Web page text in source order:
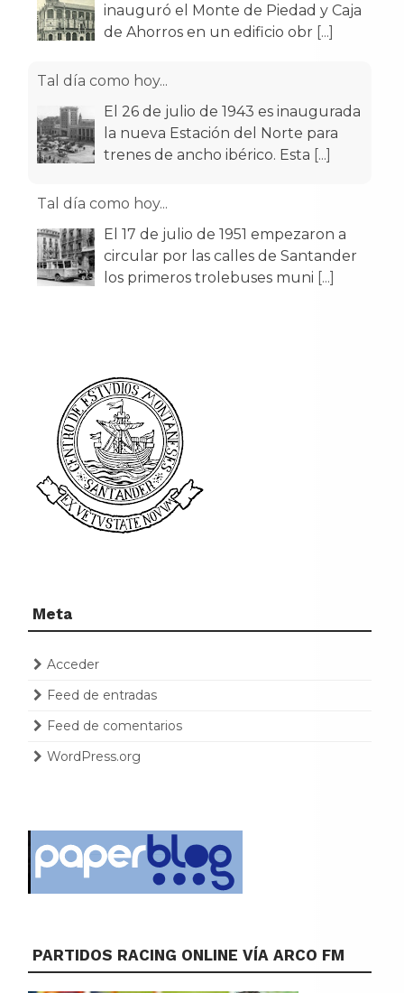
inauguró el Monte de Piedad y Caja
de Ahorros en un edificio obr [...]
Tal día como hoy...
El 26 de julio de 1943 es inaugurada
la nueva Estación del Norte para
trenes de ancho ibérico. Esta [...]
Tal día como hoy...
El 17 de julio de 1951 empezaron a
circular por las calles de Santander
los primeros trolebuses muni [...]
Meta
Acceder
Feed de entradas
Feed de comentarios
WordPress.org
PARTIDOS RACING ONLINE VÍA ARCO FM